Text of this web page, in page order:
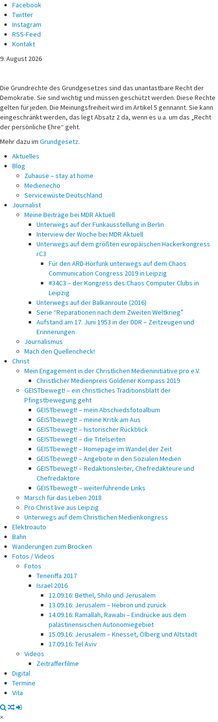
Facebook
Twitter
Instagram
RSS-Feed
Kontakt
9. August 2026
Michael Voß
Journalist und Christ
Die Grundrechte des Grundgesetzes sind das unantastbare Recht der
Demokratie. Sie sind wichtig und müssen geschützt werden. Diese Rechte
gelten für jeden. Die Meinungsfreiheit wird im Artikel 5 gennannt. Sie kann
eingeschränkt werden, das legt Absatz 2 da, wenn es u.a. um das „Recht
der persönliche Ehre“ geht.
Mehr dazu im Grundgesetz.
Aktuelles
Blog
Zuhause – stay at home
Medienecho
Servicewüste Deutschland
Journalist
Meine Beiträge bei MDR Aktuell
Unterwegs auf der Funkausstellung in Berlin
Interview der Woche bei MDR Aktuell
Unterwegs auf dem größten europäischen Hackerkongress
rC3
Für den ARD-Hörfunk unterwegs auf dem Chaos
Communication Congress 2019 in Leipzig
#34C3 – der Kongress des Chaos Computer Clubs in
Leipzig
Unterwegs auf der Balkanroute (2016)
Serie “Reparationen nach dem Zweiten Weltkrieg”
Aufstand am 17. Juni 1953 in der DDR – Zeitzeugen und
Erinnerungen
Journalismus
Mach den Quellencheck!
Christ
Mein Engagement in der Christlichen Medieninitiative pro e.V.
Christlicher Medienpreis Goldener Kompass 2019
GEISTbewegt! – ein christliches Traditionsblatt der
Pfingstbewegung geht
GEISTbewegt! – mein Abschiedsfotoalbum
GEISTbewegt! – meine Kritik am Aus
GEISTbewegt! – historischer Rückblick
GEISTbewegt! – die Titelseiten
GEISTbewegt! – Homepage im Wandel der Zeit
GEISTbewegt! – Angebote in den Sozialen Medien
GEISTbewegt! – Redaktionsleiter, Chefredakteure und
Chefredaktore
GEISTbewegt! – weiterführende Links
Marsch für das Leben 2018
Pro Christ live aus Leipzig
Unterwegs auf dem Christlichen Medienkongress
Elektroauto
Bahn
Wanderungen zum Brocken
Fotos / Videos
Fotos
Teneriffa 2017
Israel 2016
12.09.16: Bethel, Shilo und Jerusalem
13.09.16: Jerusalem – Hebron und zurück
14.09.16: Ramallah, Rawabi – Eindrücke aus dem
palästinensischen Autonomiegebiet
15.09.16: Jerusalem – Knesset, Ölberg und Altstadt
17.09.16: Tel Aviv
Videos
Zeitrafferfilme
Digital
Termine
Vita
×